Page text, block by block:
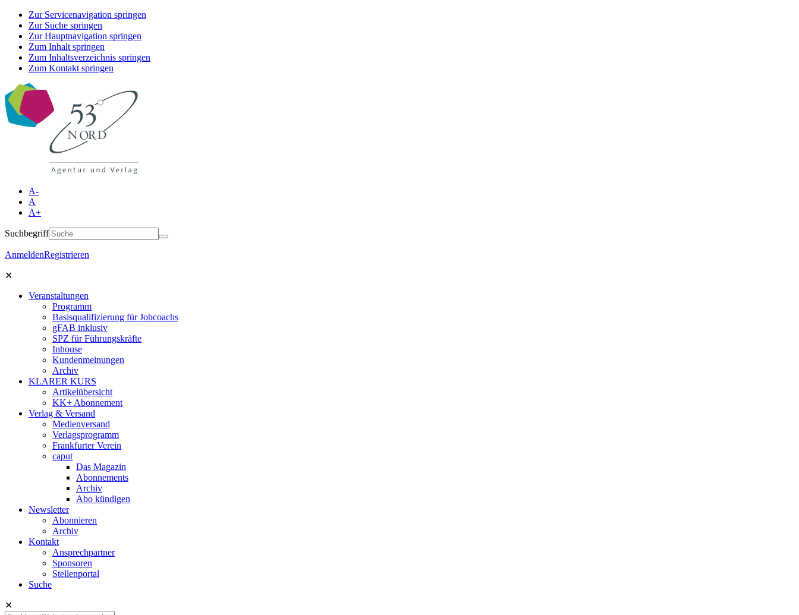
Zur Servicenavigation springen
Zur Suche springen
Zur Hauptnavigation springen
Zum Inhalt springen
Zum Inhaltsverzeichnis springen
Zum Kontakt springen
A-
A
A+
Suchbegriff
AnmeldenRegistrieren
✕
Veranstaltungen
Programm
Basisqualifizierung für Jobcoachs
gFAB inklusiv
SPZ für Führungskräfte
Inhouse
Kundenmeinungen
Archiv
KLARER KURS
Artikelübersicht
KK+ Abonnement
Verlag & Versand
Medienversand
Verlagsprogramm
Frankfurter Verein
caput
Das Magazin
Abonnements
Archiv
Abo kündigen
Newsletter
Abonnieren
Archiv
Kontakt
Ansprechpartner
Sponsoren
Stellenportal
Suche
✕